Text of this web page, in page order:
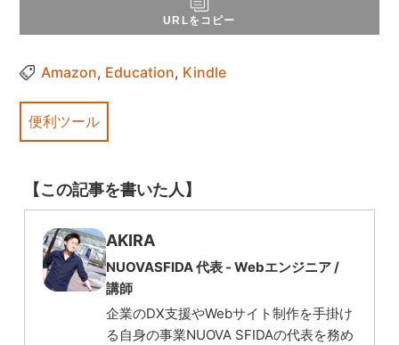
URLをコピー
Amazon, Education, Kindle
便利ツール
【この記事を書いた人】
AKIRA
NUOVASFIDA 代表 - Webエンジニア/
講師
企業のDX支援やWebサイト制作を手掛け
る自身の事業NUOVA SFIDAの代表を務め